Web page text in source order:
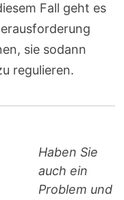
Fall geht es
sie sodann
regulieren.
Haben Sie
auch ein
Problem und